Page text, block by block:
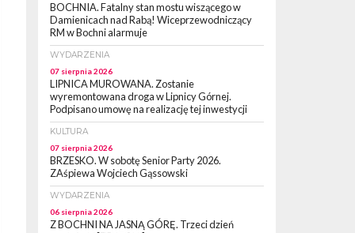
BOCHNIA. Fatalny stan mostu wiszącego w
Damienicach nad Rabą! Wiceprzewodniczący
RM w Bochni alarmuje
WYDARZENIA
07 sierpnia 2026
LIPNICA MUROWANA. Zostanie
wyremontowana droga w Lipnicy Górnej.
Podpisano umowę na realizację tej inwestycji
KULTURA
07 sierpnia 2026
BRZESKO. W sobotę Senior Party 2026.
ZAśpiewa Wojciech Gąssowski
WYDARZENIA
06 sierpnia 2026
Z BOCHNI NA JASNĄ GÓRĘ. Trzeci dzień